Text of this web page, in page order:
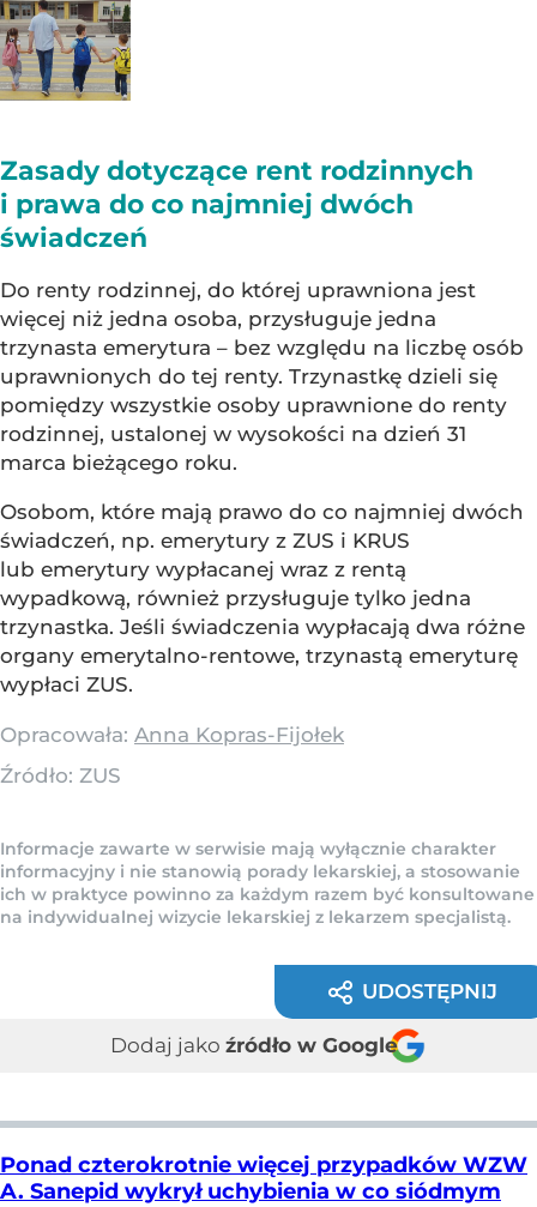
Zasady dotyczące rent rodzinnych
i prawa do co najmniej dwóch
świadczeń
Do renty rodzinnej, do której uprawniona jest
więcej niż jedna osoba, przysługuje jedna
trzynasta emerytura – bez względu na liczbę osób
uprawnionych do tej renty. Trzynastkę dzieli się
pomiędzy wszystkie osoby uprawnione do renty
rodzinnej, ustalonej w wysokości na dzień 31
marca bieżącego roku.
Osobom, które mają prawo do co najmniej dwóch
świadczeń, np. emerytury z ZUS i KRUS
lub emerytury wypłacanej wraz z rentą
wypadkową, również przysługuje tylko jedna
trzynastka. Jeśli świadczenia wypłacają dwa różne
organy emerytalno-rentowe, trzynastą emeryturę
wypłaci ZUS.
Opracowała: Anna Kopras-Fijołek
Źródło: ZUS
Informacje zawarte w serwisie mają wyłącznie charakter
informacyjny i nie stanowią porady lekarskiej, a stosowanie
ich w praktyce powinno za każdym razem być konsultowane
na indywidualnej wizycie lekarskiej z lekarzem specjalistą.
UDOSTĘPNIJ
Dodaj jako źródło w Google
Ponad czterokrotnie więcej przypadków WZW
A. Sanepid wykrył uchybienia w co siódmym